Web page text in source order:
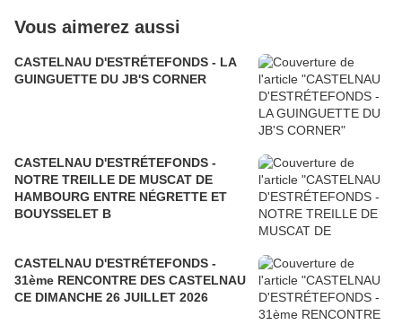
Vous aimerez aussi
CASTELNAU D'ESTRÉTEFONDS - LA
GUINGUETTE DU JB'S CORNER
CASTELNAU D'ESTRÉTEFONDS -
NOTRE TREILLE DE MUSCAT DE
HAMBOURG ENTRE NÉGRETTE ET
BOUYSSELET B
CASTELNAU D'ESTRÉTEFONDS -
31ème RENCONTRE DES CASTELNAU
CE DIMANCHE 26 JUILLET 2026